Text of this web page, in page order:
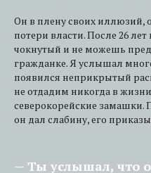
Он в плену своих иллюзий,
потери власти. После 26
чокнутый и не можешь
гражданке. Я услышал
появился неприкрытый
не отдадим никогда в
северокорейские замашки.
он дал слабину, его
— Ты услышал, что